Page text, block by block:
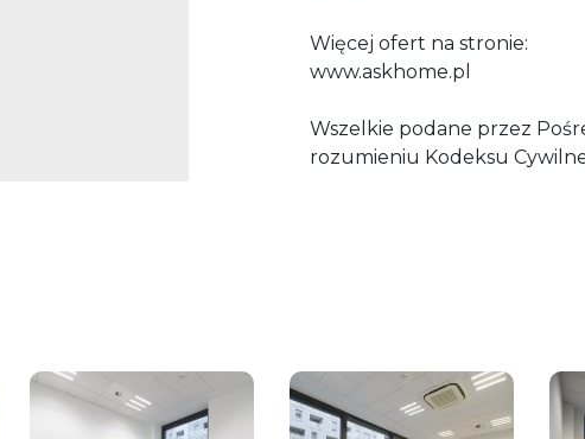
Więcej ofert na stronie:
www.askhome.pl
Wszelkie podane przez
rozumieniu Kodeksu